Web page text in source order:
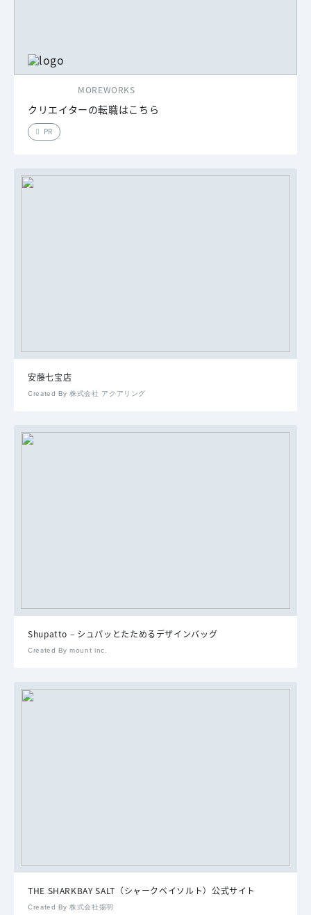
MOREWORKS
クリエイターの転職はこちら
PR
安藤七宝店
Created By 株式会社 アクアリング
Shupatto – シュパッとたためるデザインバッグ
Created By mount inc.
THE SHARKBAY SALT（シャークベイソルト）公式サイト
Created By 株式会社揚羽